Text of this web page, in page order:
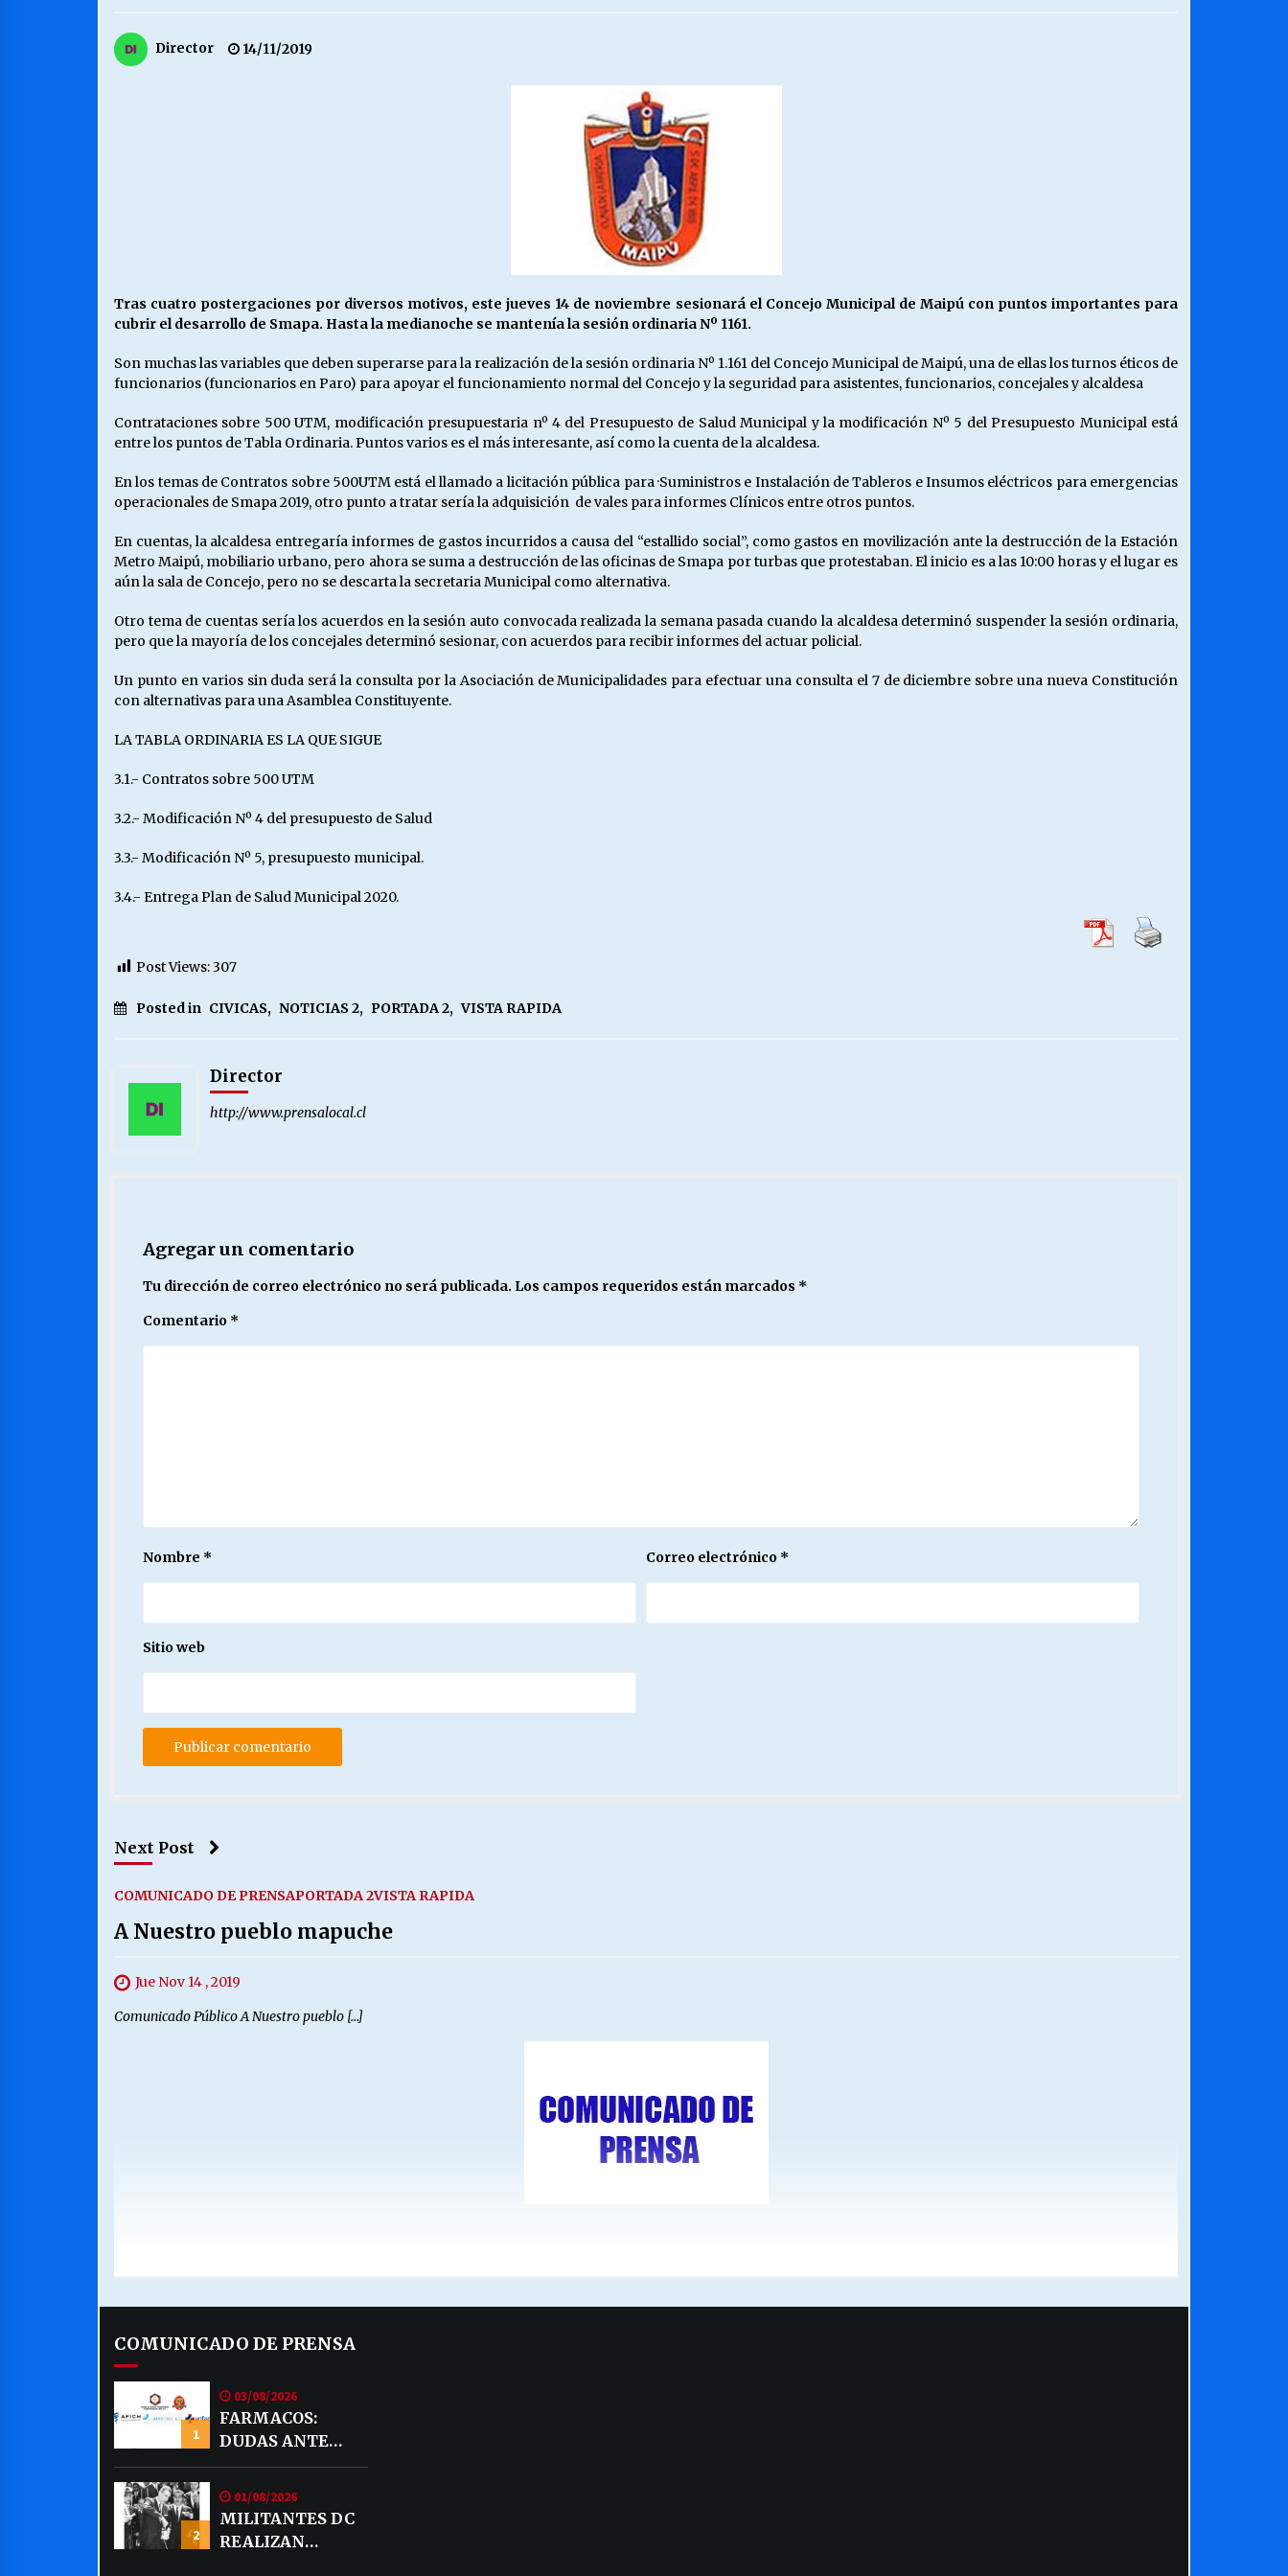
MUNICIPALIDAD, TRABAJADORES,
CLIMA LABORAL:
MUNICIPALIDADES, HONORARIOS,
DESPIDOS
28/05/2026
¿Asesores con doble sueldo?
18/04/2026
Director 14/11/2019
Tras cuatro postergaciones por diversos motivos, este jueves 14 de noviembre sesionará el Concejo Municipal de Maipú con puntos importantes para
cubrir el desarrollo de Smapa. Hasta la medianoche se mantenía la sesión ordinaria Nº 1161.
Son muchas las variables que deben superarse para la realización de la sesión ordinaria Nº 1.161 del Concejo Municipal de Maipú, una de ellas los turnos éticos de
funcionarios (funcionarios en Paro) para apoyar el funcionamiento normal del Concejo y la seguridad para asistentes, funcionarios, concejales y alcaldesa
Contrataciones sobre 500 UTM, modificación presupuestaria nº 4 del Presupuesto de Salud Municipal y la modificación Nº 5 del Presupuesto Municipal está
entre los puntos de Tabla Ordinaria. Puntos varios es el más interesante, así como la cuenta de la alcaldesa.
En los temas de Contratos sobre 500UTM está el llamado a licitación pública para ·Suministros e Instalación de Tableros e Insumos eléctricos para emergencias
operacionales de Smapa 2019, otro punto a tratar sería la adquisición de vales para informes Clínicos entre otros puntos.
En cuentas, la alcaldesa entregaría informes de gastos incurridos a causa del “estallido social”, como gastos en movilización ante la destrucción de la Estación
Metro Maipú, mobiliario urbano, pero ahora se suma a destrucción de las oficinas de Smapa por turbas que protestaban. El inicio es a las 10:00 horas y el lugar es
aún la sala de Concejo, pero no se descarta la secretaria Municipal como alternativa.
Otro tema de cuentas sería los acuerdos en la sesión auto convocada realizada la semana pasada cuando la alcaldesa determinó suspender la sesión ordinaria,
pero que la mayoría de los concejales determinó sesionar, con acuerdos para recibir informes del actuar policial.
Un punto en varios sin duda será la consulta por la Asociación de Municipalidades para efectuar una consulta el 7 de diciembre sobre una nueva Constitución
con alternativas para una Asamblea Constituyente.
LA TABLA ORDINARIA ES LA QUE SIGUE
3.1.- Contratos sobre 500 UTM
3.2.- Modificación Nº 4 del presupuesto de Salud
3.3.- Modificación Nº 5, presupuesto municipal.
3.4.- Entrega Plan de Salud Municipal 2020.
Post Views:307
Posted in CIVICAS, NOTICIAS 2, PORTADA 2, VISTA RAPIDA
Director
http://www.prensalocal.cl
Agregar un comentario
Tu dirección de correo electrónico no será publicada. Los campos requeridos están marcados *
Comentario *
Nombre * Correo electrónico *
Sitio web
Next Post
COMUNICADO DE PRENSAPORTADA 2VISTA RAPIDA
A Nuestro pueblo mapuche
Jue Nov 14 , 2019
Comunicado Público A Nuestro pueblo […]
COMUNICADO DE PRENSA
1
03/08/2026
FARMACOS:
DUDAS ANTE
EVENTUAL
VENTA DE
MEDICAMENTOS
POR MERCADO
2
01/08/2026
MILITANTES DC
REALIZAN